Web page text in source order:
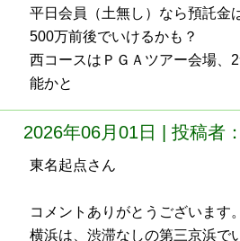
平日会員（土無し）なら預託金
500万前後でいけるかも？
西コースはＰＧＡツアー会場、
能かと
2026年06月01日 | 投稿者
東名起点さん
コメントありがとうございます
横浜は、渋滞なしの第三京浜で